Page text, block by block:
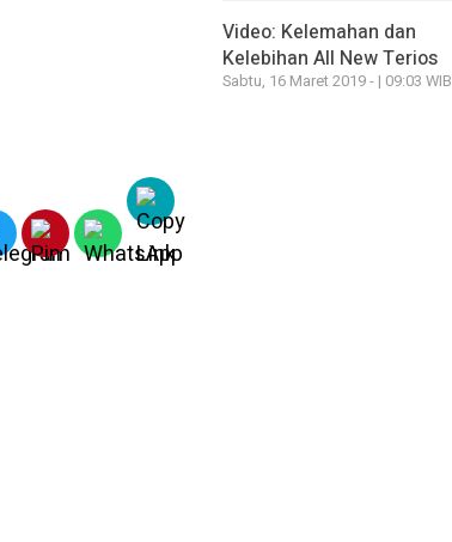
Video: Kelemahan dan
Kelebihan All New Terios
Sabtu, 16 Maret 2019 - | 09:03 WIB